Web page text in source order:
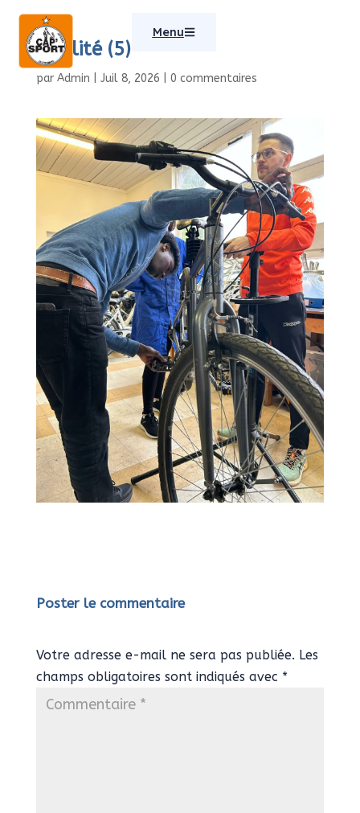
Menu
Mibilité (5)
par Admin Juil 8, 2026 0 commentaires
Poster le commentaire
Votre adresse e-mail ne sera pas publiée. Les
champs obligatoires sont indiqués avec *